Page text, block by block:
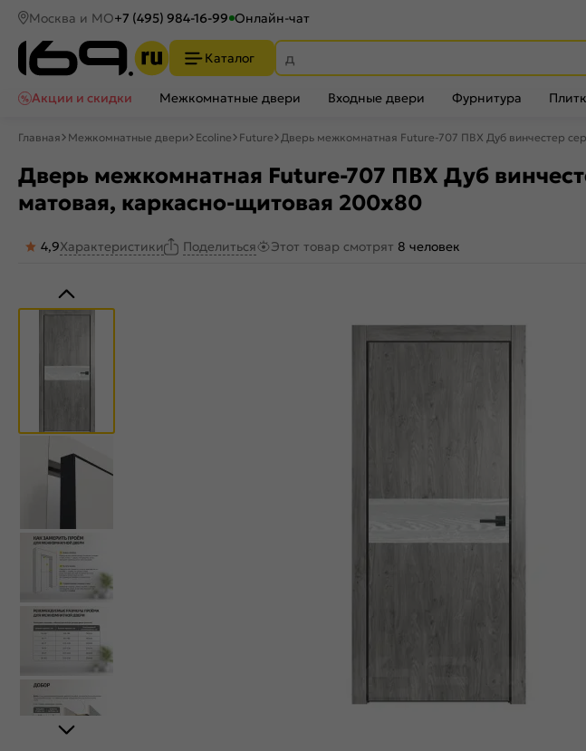
Москва и МО+7 (495) 984-16-99 Онлайн-чат
Каталог
Акции и скидки
Межкомнатные двери Входные двери Фурнитура
Главная Межкомнатные двери Ecoline Future Дверь межкомнатная Future-707 ПВХ Дуб винчестер
Дверь межкомнатная Future-707 ПВХ Дуб
матовая, каркасно-щитовая 200x80
4,9Характеристики Поделиться Этот товар смотрят 8 человек